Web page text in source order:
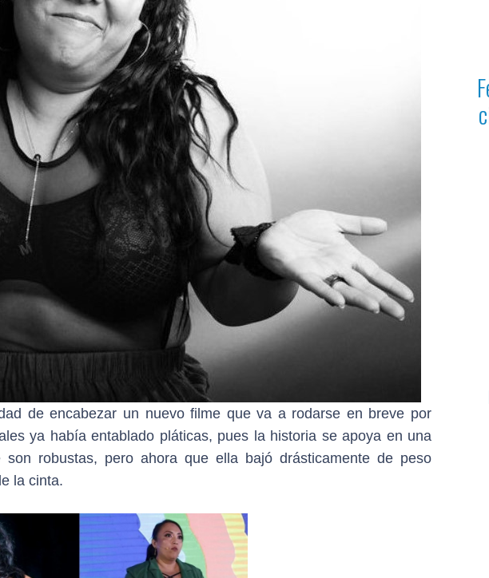
de encabezar un nuevo filme que va a rodarse en breve por
ya había entablado pláticas, pues la historia se apoya en una
robustas, pero ahora que ella bajó drásticamente de peso
la cinta.